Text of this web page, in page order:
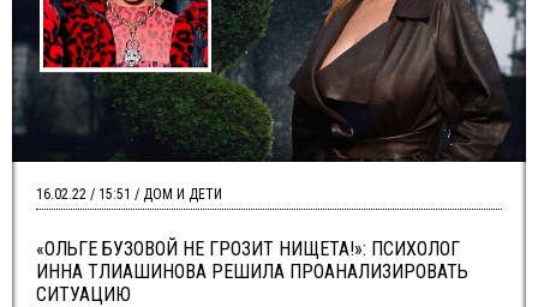
«ОЛЬГЕ БУЗОВОЙ НЕ ГРОЗИТ НИЩЕТА!»: ПСИХОЛОГ
ИННА ТЛИАШИНОВА РЕШИЛА ПРОАНАЛИЗИРОВАТЬ
СИТУАЦИЮ
16.02.22 / 15:51 / ДОМ И ДЕТИ